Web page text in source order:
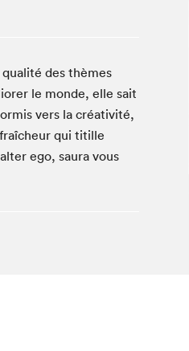
Metropolis
des thèmes
le monde, elle sait
vers la créativité,
qui titille
ego, saura vous